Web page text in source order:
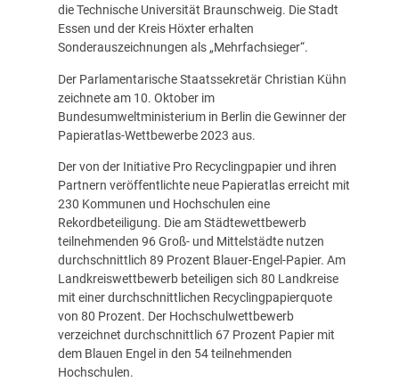
die Technische Universität Braunschweig. Die Stadt
Essen und der Kreis Höxter erhalten
Sonderauszeichnungen als „Mehrfachsieger“.
Der Parlamentarische Staatssekretär Christian Kühn
zeichnete am 10. Oktober im
Bundesumweltministerium in Berlin die Gewinner der
Papieratlas-Wettbewerbe 2023 aus.
Der von der Initiative Pro Recyclingpapier und ihren
Partnern veröffentlichte neue Papieratlas erreicht mit
230 Kommunen und Hochschulen eine
Rekordbeteiligung. Die am Städtewettbewerb
teilnehmenden 96 Groß- und Mittelstädte nutzen
durchschnittlich 89 Prozent Blauer-Engel-Papier. Am
Landkreiswettbewerb beteiligen sich 80 Landkreise
mit einer durchschnittlichen Recyclingpapierquote
von 80 Prozent. Der Hochschulwettbewerb
verzeichnet durchschnittlich 67 Prozent Papier mit
dem Blauen Engel in den 54 teilnehmenden
Hochschulen.